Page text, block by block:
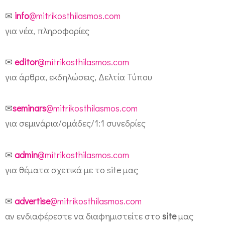
ι
ν
ν
ή
μ
α
ί
μ
✉ info@mitrikosthilasmos.com
για νέα, πληροφορίες
✉ editor@mitrikosthilasmos.com
για άρθρα, εκδηλώσεις, Δελτία Τύπου
✉seminars@mitrikosthilasmos.com
για σεμινάρια/ομάδες/1:1 συνεδρίες
✉ admin@mitrikosthilasmos.com
για θέματα σχετικά με το site μας
✉ advertise@mitrikosthilasmos.com
αν ενδιαφέρεστε να διαφημιστείτε στο siteμας